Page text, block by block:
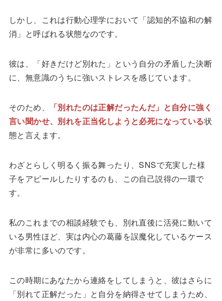
しかし、これは行動心理学において「認知的不協和の解
消」と呼ばれる状態なのです。
彼は、「好きだけど別れた」という自分の矛盾した決断
に、無意識のうちに強いストレスを感じています。
そのため、
「別れたのは正解だったんだ」と自分に強く
言い聞かせ、別れを正当化しようと必死になっている状
態と言えます。
わざとらしく明るく振る舞ったり、SNSで充実した様
子をアピールしたりするのも、この自己説得の一環で
す。
私のこれまでの相談経験でも、別れ直後に活発に動いて
いる男性ほど、実は内心の葛藤を誤魔化しているケース
が非常に多いのです。
この時期にあなたから連絡をしてしまうと、彼はさらに
「別れて正解だった」と自分を納得させてしまうため、